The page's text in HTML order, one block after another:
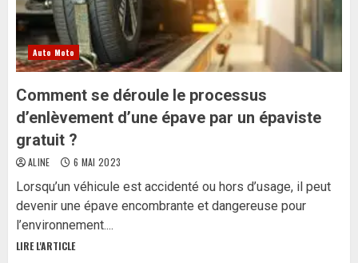
Auto Moto
Comment se déroule le processus
d’enlèvement d’une épave par un épaviste
gratuit ?
ALINE 6 MAI 2023
Lorsqu’un véhicule est accidenté ou hors d’usage, il peut
devenir une épave encombrante et dangereuse pour
l’environnement....
LIRE L'ARTICLE